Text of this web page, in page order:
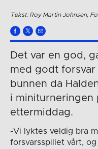
Tekst: Roy Martin Johnsen,
Det var en god,
med godt
bunnen da
i miniturneringen
ettermiddag.
-Vi lyktes veldig bra
forsvarsspillet vårt,